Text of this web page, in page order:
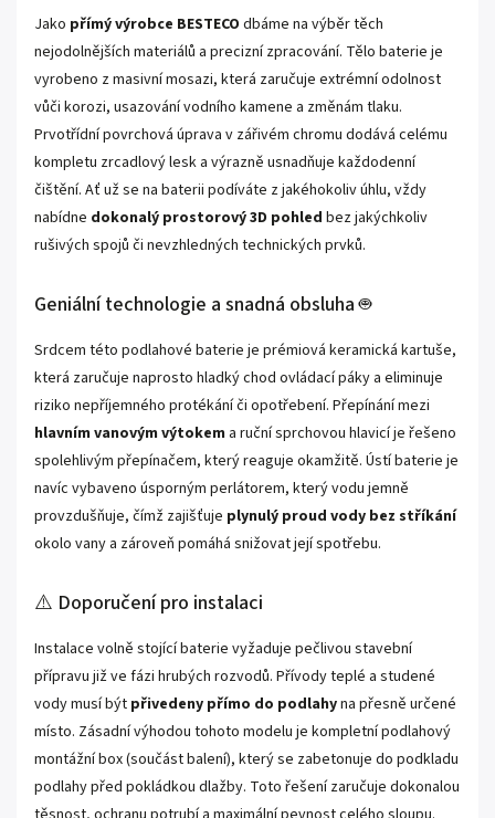
Jako přímý výrobce BESTECO dbáme na výběr těch
nejodolnějších materiálů a precizní zpracování. Tělo baterie je
vyrobeno z masivní mosazi, která zaručuje extrémní odolnost
vůči korozi, usazování vodního kamene a změnám tlaku.
Prvotřídní povrchová úprava v zářivém chromu dodává celému
kompletu zrcadlový lesk a výrazně usnadňuje každodenní
čištění. Ať už se na baterii podíváte z jakéhokoliv úhlu, vždy
nabídne dokonalý prostorový 3D pohled bez jakýchkoliv
rušivých spojů či nevzhledných technických prvků.
Geniální technologie a snadná obsluha 🤖
Srdcem této podlahové baterie je prémiová keramická kartuše,
která zaručuje naprosto hladký chod ovládací páky a eliminuje
riziko nepříjemného protékání či opotřebení. Přepínání mezi
hlavním vanovým výtokem a ruční sprchovou hlavicí je řešeno
spolehlivým přepínačem, který reaguje okamžitě. Ústí baterie je
navíc vybaveno úsporným perlátorem, který vodu jemně
provzdušňuje, čímž zajišťuje plynulý proud vody bez stříkání
okolo vany a zároveň pomáhá snižovat její spotřebu.
⚠️ Doporučení pro instalaci
Instalace volně stojící baterie vyžaduje pečlivou stavební
přípravu již ve fázi hrubých rozvodů. Přívody teplé a studené
vody musí být přivedeny přímo do podlahyna přesně určené
místo. Zásadní výhodou tohoto modelu je kompletní podlahový
montážní box (součást balení), který se zabetonuje do podkladu
podlahy před pokládkou dlažby. Toto řešení zaručuje dokonalou